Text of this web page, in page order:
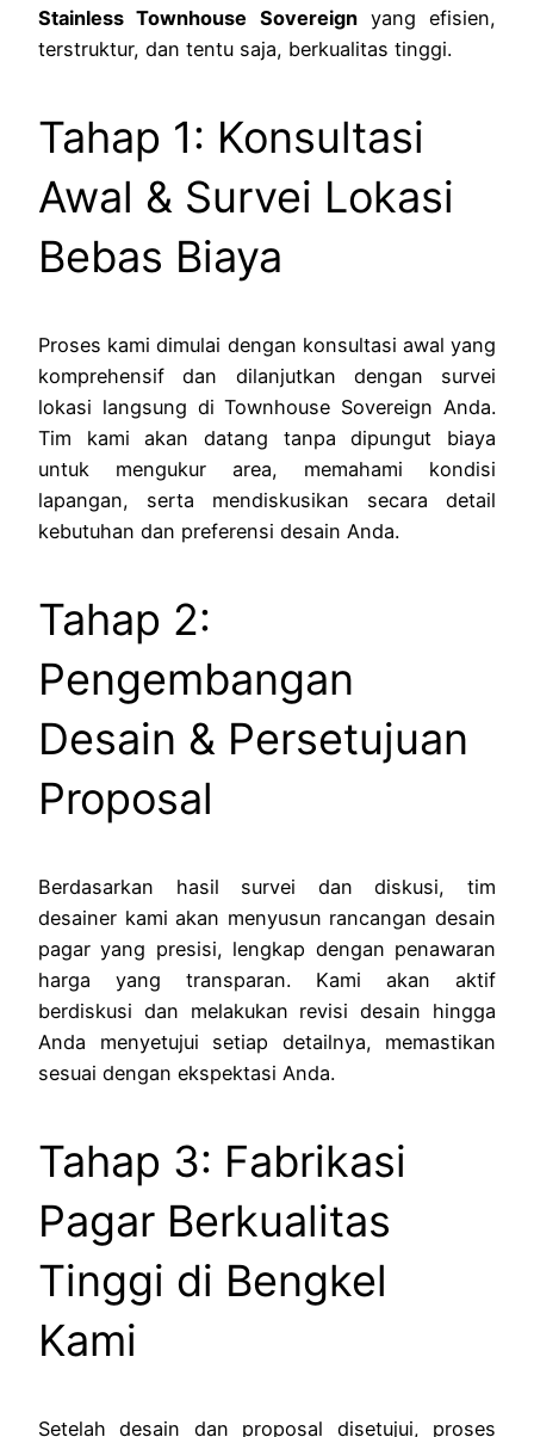
Stainless Townhouse Sovereignyang efisien,
terstruktur, dan tentu saja, berkualitas tinggi.
Tahap 1: Konsultasi
Awal & Survei Lokasi
Bebas Biaya
Proses kami dimulai dengan konsultasi awal yang
komprehensif dan dilanjutkan dengan survei
lokasi langsung di Townhouse Sovereign Anda.
Tim kami akan datang tanpa dipungut biaya
untuk mengukur area, memahami kondisi
lapangan, serta mendiskusikan secara detail
kebutuhan dan preferensi desain Anda.
Tahap 2:
Pengembangan
Desain & Persetujuan
Proposal
Berdasarkan hasil survei dan diskusi, tim
desainer kami akan menyusun rancangan desain
pagar yang presisi, lengkap dengan penawaran
harga yang transparan. Kami akan aktif
berdiskusi dan melakukan revisi desain hingga
Anda menyetujui setiap detailnya, memastikan
sesuai dengan ekspektasi Anda.
Tahap 3: Fabrikasi
Pagar Berkualitas
Tinggi di Bengkel
Kami
Setelah desain dan proposal disetujui, proses